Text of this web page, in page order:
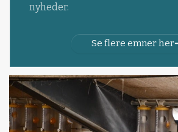
nyheder.
Se flere emner her